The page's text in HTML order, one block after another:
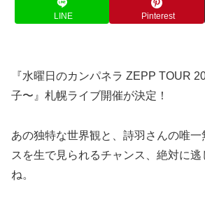
LINE Pinterest
『水曜日のカンパネラ ZEPP TOUR
子〜』札幌ライブ開催が決定！
あの独特な世界観と、詩羽さんの唯
スを生で見られるチャンス、絶対に逃
ね。